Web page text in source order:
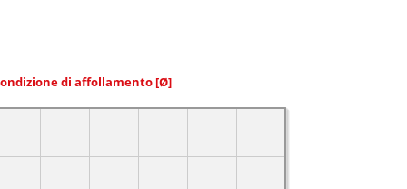
di affollamento [Ø]